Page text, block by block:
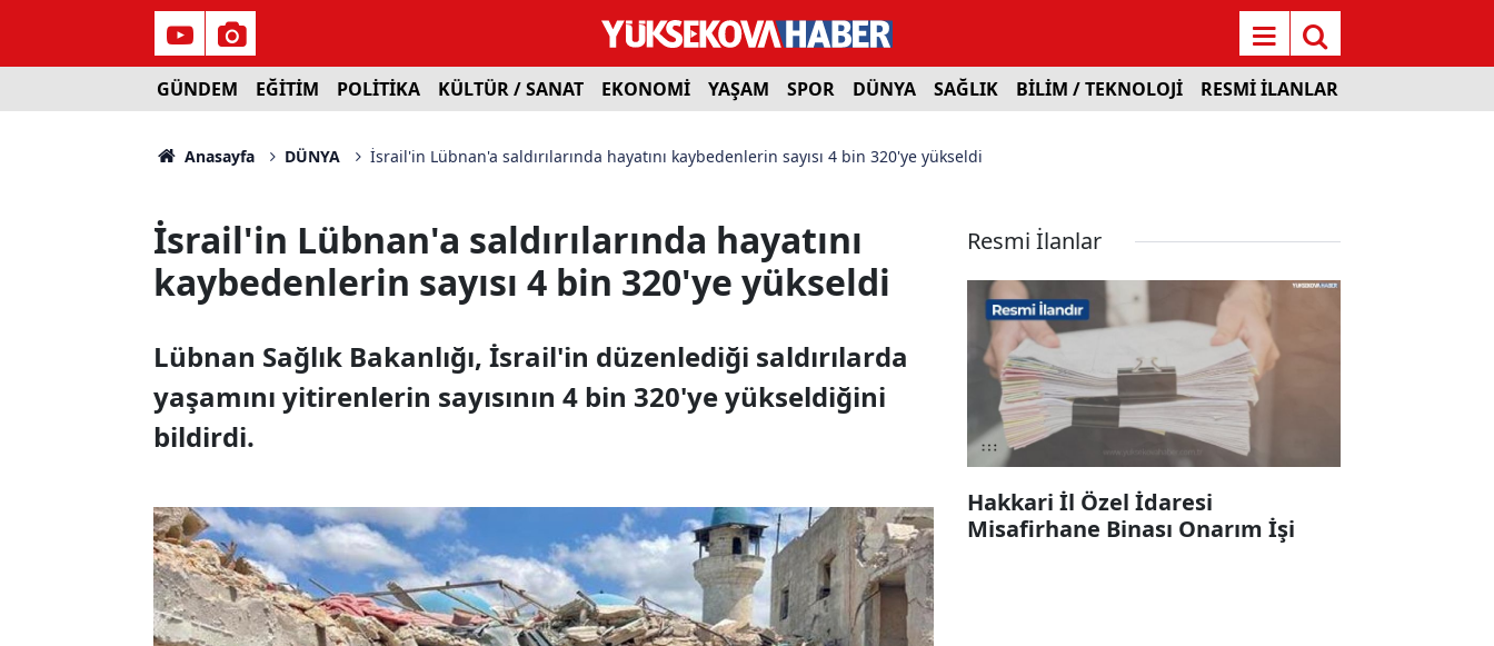
GÜNDEM EĞİTİM POLİTİKA KÜLTÜR / SANAT EKONOMİ YAŞAM SPOR DÜNYA SAĞLIK BİLİM / TEKNOLOJİ RESMİ İLANLAR
Anasayfa DÜNYA İsrail'in Lübnan'a saldırılarında hayatını kaybedenlerin sayısı 4 bin 320'ye yükseldi
İsrail'in Lübnan'a saldırılarında hayatını
kaybedenlerin sayısı 4 bin 320'ye yükseldi
Lübnan Sağlık Bakanlığı, İsrail'in düzenlediği saldırılarda
yaşamını yitirenlerin sayısının 4 bin 320'ye yükseldiğini
bildirdi.
Resmi İlanlar
Hakkari İl Özel İdaresi
Misafirhane Binası Onarım İşi